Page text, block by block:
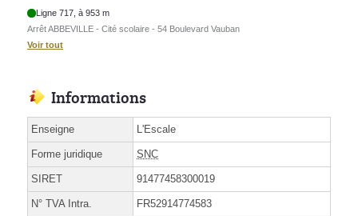
Ligne 717, à 953 m
Arrêt ABBEVILLE - Cité scolaire - 54 Boulevard Vauban
Voir tout
Informations
Enseigne L'Escale
Forme juridique SNC
SIRET 91477458300019
N° TVA Intra. FR52914774583